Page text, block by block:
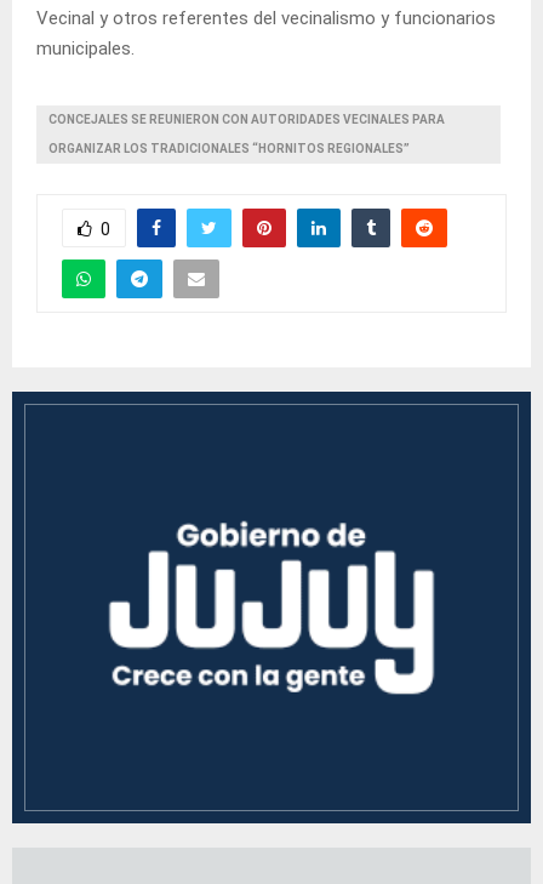
Vecinal y otros referentes del vecinalismo y funcionarios
municipales.
CONCEJALES SE REUNIERON CON AUTORIDADES VECINALES PARA
ORGANIZAR LOS TRADICIONALES “HORNITOS REGIONALES”
0